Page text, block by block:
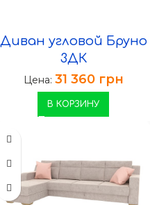
Диван угловой Бруно
3ДК
Цена: 31 360 грн
В КОРЗИНУ